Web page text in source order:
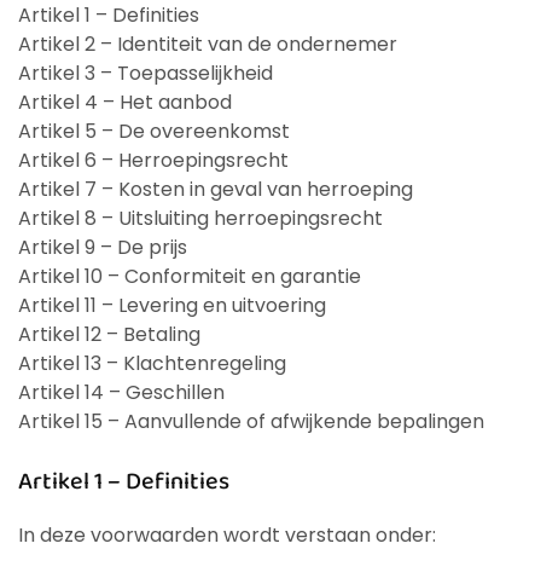
Artikel 1 – Definities
Artikel 2 – Identiteit van de ondernemer
Artikel 3 – Toepasselijkheid
Artikel 4 – Het aanbod
Artikel 5 – De overeenkomst
Artikel 6 – Herroepingsrecht
Artikel 7 – Kosten in geval van herroeping
Artikel 8 – Uitsluiting herroepingsrecht
Artikel 9 – De prijs
Artikel 10 – Conformiteit en garantie
Artikel 11 – Levering en uitvoering
Artikel 12 – Betaling
Artikel 13 – Klachtenregeling
Artikel 14 – Geschillen
Artikel 15 – Aanvullende of afwijkende bepalingen
Artikel 1 – Definities
In deze voorwaarden wordt verstaan onder: